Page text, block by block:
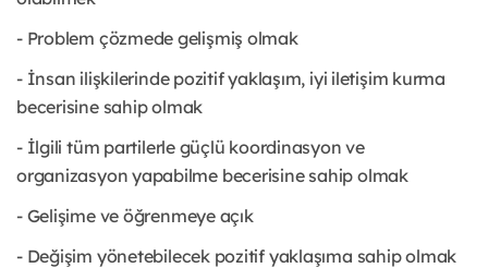
- Problem çözmede gelişmiş olmak
- İnsan ilişkilerinde pozitif yaklaşım, iyi iletişim kurma
becerisine sahip olmak
- İlgili tüm partilerle güçlü koordinasyon ve
organizasyon yapabilme becerisine sahip olmak
- Gelişime ve öğrenmeye açık
- Değişim yönetebilecek pozitif yaklaşıma sahip olmak